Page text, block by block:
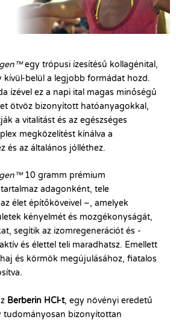
egy trópusi ízesítésű kollagénital,
kívül-belül a legjobb formádat hozd.
ízével ez a napi ital magas minőségű
ötvöz bizonyított hatóanyagokkal,
a vitalitást és az egészséges
megközelítést kínálva a
és az általános jólléthez.
10 gramm prémium
adagonként, tele
élet építőköveivel –, amelyek
kényelmét és mozgékonyságát,
segítik az izomregenerációt és -
és élettel teli maradhatsz. Emellett
és körmök megújulásához, fiatalos
Berberin HCl-t, egy növényi eredetű
tudományosan bizonyítottan